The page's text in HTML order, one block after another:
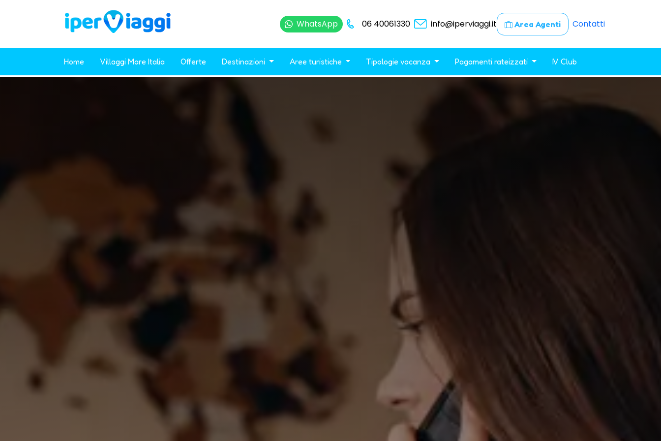
WhatsApp 06 40061330 info@iperviaggi.it Area Agenti Contatti
Home Villaggi Mare Italia Offerte Destinazioni Aree turistiche Tipologie vacanza Pagamenti rateizzati IV Club